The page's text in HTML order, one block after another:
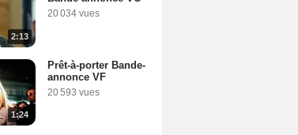
2:13
20 034 vues
1:24
Prêt-à-porter Bande-
annonce VF
20 593 vues